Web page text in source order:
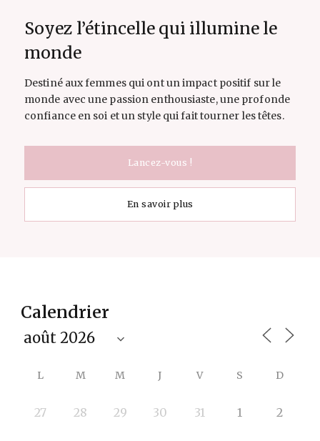
Soyez l’étincelle qui illumine le
monde
Destiné aux femmes qui ont un impact positif sur le
monde avec une passion enthousiaste, une profonde
confiance en soi et un style qui fait tourner les têtes.
Lancez-vous !
En savoir plus
Calendrier
L M M J V S D
27 28 29 30 31 1 2